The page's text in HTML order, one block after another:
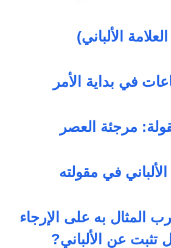
الألباني)
في بداية الأمر
مرجئة العصر
في مقولته
المثال به على الإرجاء
تثبت عن الألباني?